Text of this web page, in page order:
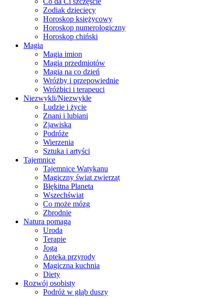
Zodiak dziecięcy
Horoskop księżycowy
Horoskop numerologiczny
Horoskop chiński
Magia
Magia imion
Magia przedmiotów
Magia na co dzień
Wróżby i przepowiednie
Wróżbici i terapeuci
Niezwykli/Niezwykłe
Ludzie i życie
Znani i lubiani
Zjawiska
Podróże
Wierzenia
Sztuka i artyści
Tajemnice
Tajemnice Watykanu
Magiczny świat zwierząt
Błękitna Planeta
Wszechświat
Co może mózg
Zbrodnie
Natura pomaga
Uroda
Terapie
Joga
Apteka przyrody
Magiczna kuchnia
Diety
Rozwój osobisty
Podróż w głąb duszy